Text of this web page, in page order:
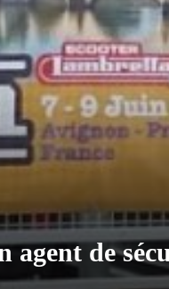
agent de